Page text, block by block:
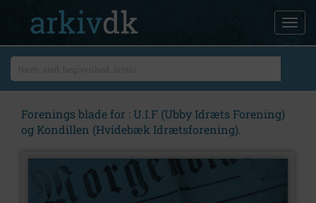
Forenings blade for : U.I.F (Ubby Idræts Forening)
og Kondillen (Hvidebæk Idrætsforening).